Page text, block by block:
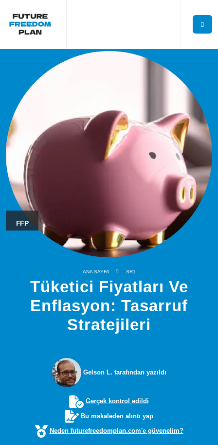
FFP
ANA SAYFA SR1
Tüketici Fiyatları Ve
Enflasyon: Tasarruf
Stratejileri
Gelson L. tarafından yazıldı
Gerçek kontrol edildi
Bu makaleden alıntı yap
Neden futurefreedomplan.com'e güvenelim?